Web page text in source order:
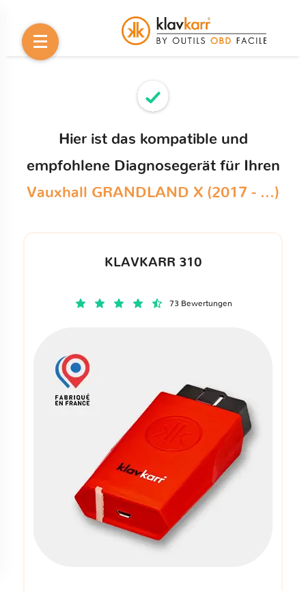
Hier ist das kompatible und
empfohlene Diagnosegerät für Ihren
Vauxhall GRANDLAND X (2017 - ...)
KLAVKARR 310
73 Bewertungen